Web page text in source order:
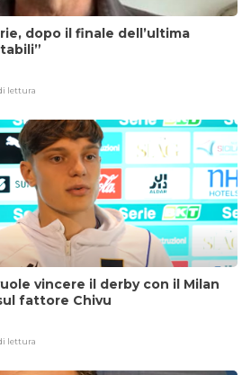
dopo il finale dell’ultima
lettura
vincere il derby con il Milan
fattore Chivu
lettura